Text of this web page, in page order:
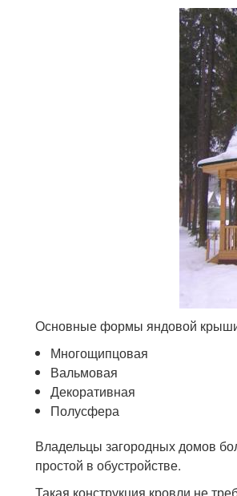
Основные формы яндовой крыши
Многощипцовая
Вальмовая
Декоративная
Полусфера
Владельцы загородных домов
простой в обустройстве.